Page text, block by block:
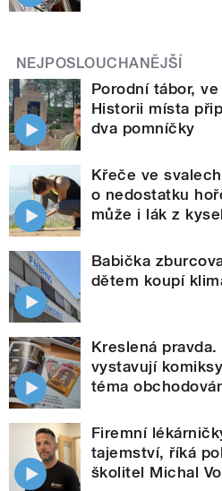
NEJPOSLOUCHANĚJŠÍ
Porodní tábor,
Historii místa
dva pomníčky
Křeče ve
o nedostatku
může i lák z
Babička
dětem koupí
Kreslená
vystavují
téma
Firemní
tajemství, říká
školitel Michal